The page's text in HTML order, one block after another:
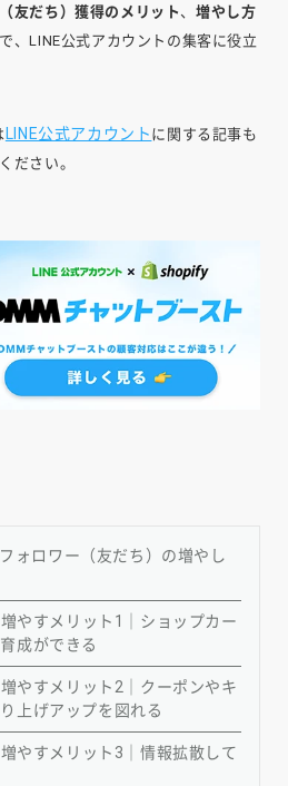
友だち）獲得のメリット 、増やし方
、LINE公式アカウントの集客に役立
LINE公式アカウント に関する記事も
ださい。
ォロワー（友だち）の増やし
やすメリット1｜ショップカー
成ができる
やすメリット2｜クーポンやキ
上げアップを図れる
やすメリット3｜情報拡散して